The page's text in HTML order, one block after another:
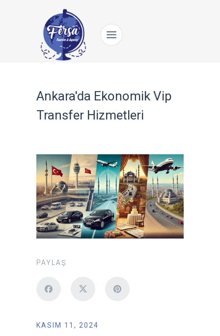
Ankara'da Ekonomik Vip
Transfer Hizmetleri
PAYLAŞ
KASIM 11, 2024